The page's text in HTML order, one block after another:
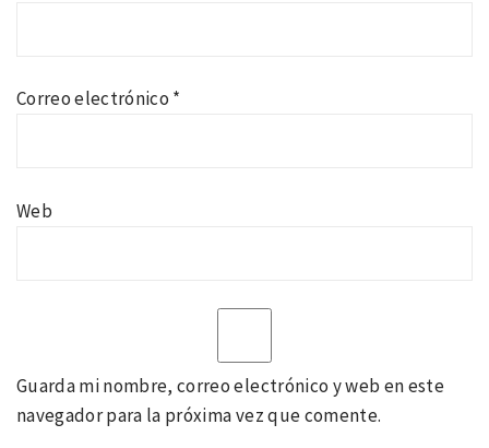
Correo electrónico *
Web
Guarda mi nombre, correo electrónico y web en este
navegador para la próxima vez que comente.